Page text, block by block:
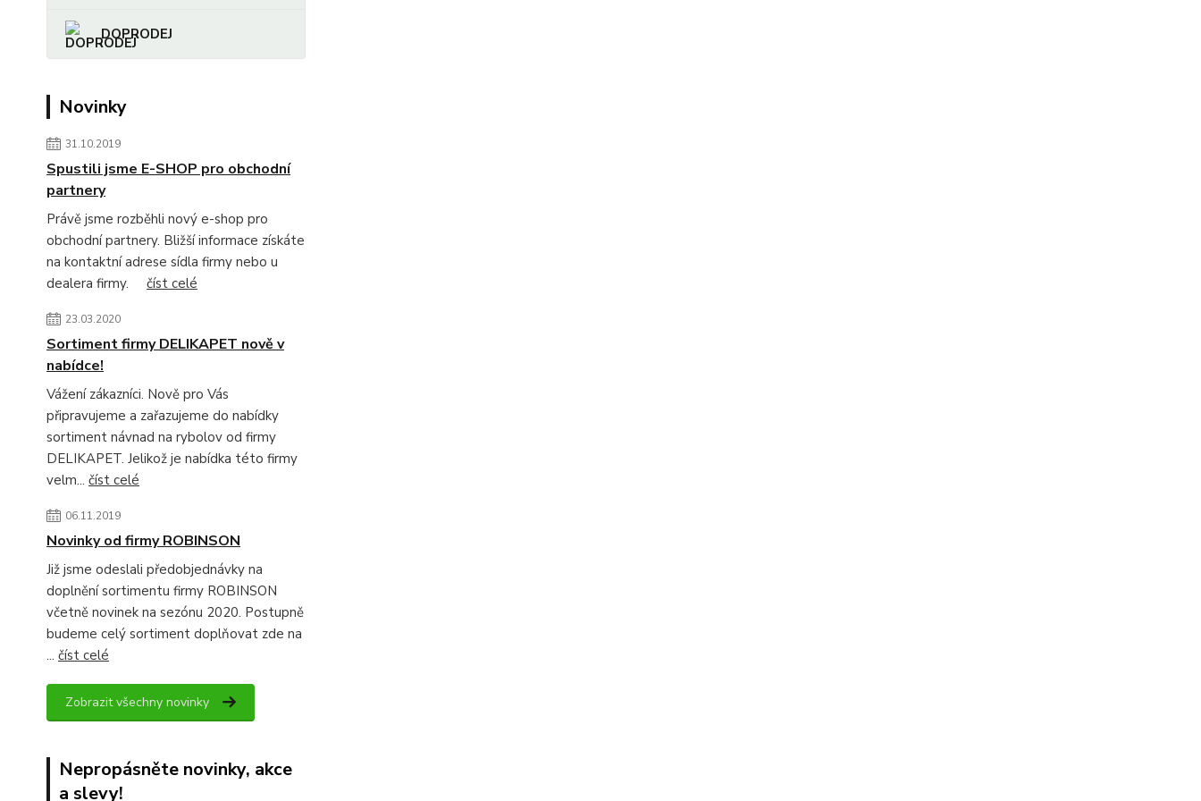
DOPRODEJ
Novinky
31.10.2019
Spustili jsme E-SHOP pro obchodní
partnery
Právě jsme rozběhli nový e-shop pro
obchodní partnery. Bližší informace získáte
na kontaktní adrese sídla firmy nebo u
dealera firmy. číst celé
23.03.2020
Sortiment firmy DELIKAPET nově v
nabídce!
Vážení zákazníci. Nově pro Vás
připravujeme a zařazujeme do nabídky
sortiment návnad na rybolov od firmy
DELIKAPET. Jelikož je nabídka této firmy
velm... číst celé
06.11.2019
Novinky od firmy ROBINSON
Již jsme odeslali předobjednávky na
doplnění sortimentu firmy ROBINSON
včetně novinek na sezónu 2020. Postupně
budeme celý sortiment doplňovat zde na
... číst celé
Zobrazit všechny novinky
Nepropásněte novinky, akce
a slevy!